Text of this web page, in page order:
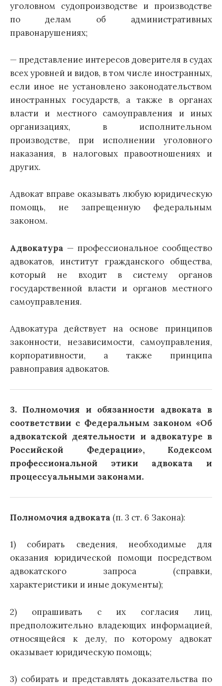
уголовном судопроизводстве и производстве
по делам об административных
правонарушениях;
— представление интересов доверителя в судах
всех уровней и видов, в том числе иностранных,
если иное не установлено законодательством
иностранных государств, а также в органах
власти и местного самоуправления и иных
организациях, в исполнительном
производстве, при исполнении уголовного
наказания, в налоговых правоотношениях и
других.
Адвокат вправе оказывать любую юридическую
помощь, не запрещенную федеральным
законом.
Адвокатура — профессиональное сообщество
адвокатов, институт гражданского общества,
который не входит в систему органов
государственной власти и органов местного
самоуправления.
Адвокатура действует на основе принципов
законности, независимости, самоуправления,
корпоративности, а также принципа
равноправия адвокатов.
3. Полномочия и обязанности адвоката в
соответствии с Федеральным законом «Об
адвокатской деятельности и адвокатуре в
Российской Федерации», Кодексом
профессиональной этики адвоката и
процессуальными законами.
Полномочия адвоката (п. 3 ст. 6 Закона):
1) собирать сведения, необходимые для
оказания юридической помощи посредством
адвокатского запроса (справки,
характеристики и иные документы);
2) опрашивать с их согласия лиц,
предположительно владеющих информацией,
относящейся к делу, по которому адвокат
оказывает юридическую помощь;
3) собирать и представлять доказательства по